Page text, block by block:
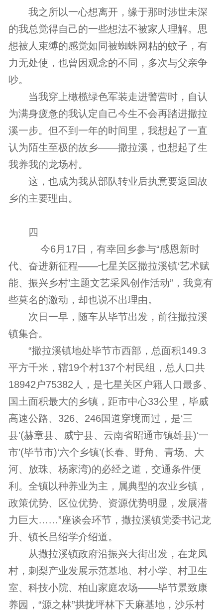
我之所以一心想离开，缘于那时涉世未深
的我总觉得自己的一些想法不被家人理解。思
想被人束缚的感觉如同被蜘蛛网粘的蚊子，有
力无处使，也曾因观念的不同，多次与父亲争
吵。
当我穿上橄榄绿色军装走进警营时，自认
为满身疲惫的我认定自己今生不会再踏进撒拉
溪一步。但不到一年的时间里，我想起了一直
认为陌生至极的故乡——撒拉溪，也想起了生
我养我的龙场村。
这，也成为我从部队转业后执意要返回故
乡的主要理由。
四
今6月17日，有幸回乡参与“感恩新时
代、奋进新征程——七星关区撒拉溪镇‘艺术赋
能、振兴乡村’主题文艺采风创作活动”，我竟有
些莫名的激动，却也说不出理由。
次日一早，随车从毕节出发，前往撒拉溪
镇集合。
“撒拉溪镇地处毕节市西部，总面积149.3
平方千米，辖19个村137个村民组，总人口共
18942户75382人，是七星关区户籍人口最多、
国土面积最大的乡镇，距市中心33公里，毕威
高速公路、326、246国道穿境而过，是‘三
县’(赫章县、威宁县、云南省昭通市镇雄县)‘一
市’(毕节市)‘六个乡镇’(长春、野角、青场、大
河、放珠、杨家湾)的必经之道，交通条件便
利。全镇以种养业为主，属典型的农业乡镇，
政策优势、区位优势、资源优势明显，发展潜
力巨大……”座谈会环节，撒拉溪镇党委书记龙
升、镇长吕绍学介绍道。
从撒拉溪镇政府沿振兴大街出发，在龙凤
村，刺梨产业发展示范基地、村小学、村卫生
室、科技小院、柏山家庭农场——毕节景致康
养园，“源之林”拱拢坪林下天麻基地，沙乐村